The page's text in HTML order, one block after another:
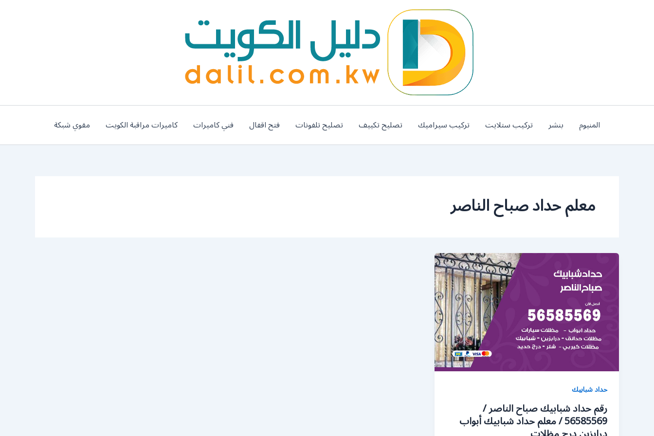
المنيوم بنشر تركيب ستلايت تركيب سيراميك تصليح تكييف تصليح تلفونات فتح اقفال فني كاميرات كاميرات مراقبة الكويت مقوي شبكة
معلم حداد صباح الناصر
حداد شبابيك
رقم حداد شبابيك صباح الناصر /
56585569 / معلم حداد شبابيك أبواب